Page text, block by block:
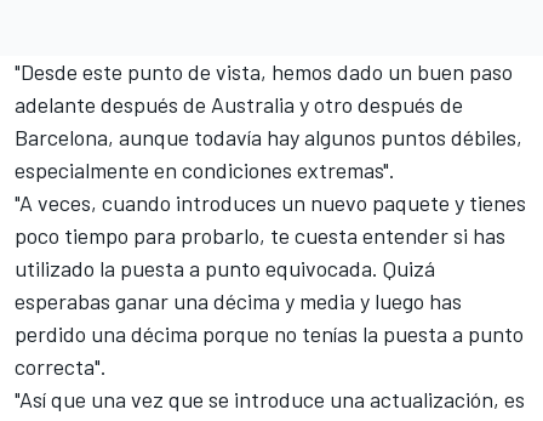
"Desde este punto de vista, hemos dado un buen paso
adelante después de Australia y otro después de
Barcelona, aunque todavía hay algunos puntos débiles,
especialmente en condiciones extremas".
"A veces, cuando introduces un nuevo paquete y tienes
poco tiempo para probarlo, te cuesta entender si has
utilizado la puesta a punto equivocada. Quizá
esperabas ganar una décima y media y luego has
perdido una décima porque no tenías la puesta a punto
correcta".
"Así que una vez que se introduce una actualización, es